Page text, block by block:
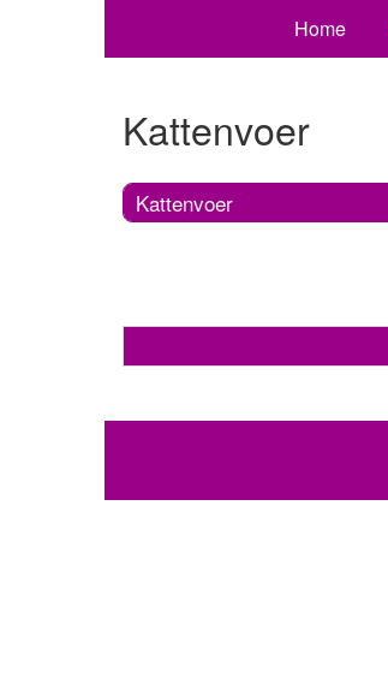
Home
Kattenvoer
Kattenvoer